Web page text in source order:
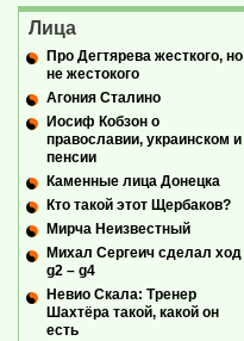
Лица
Про Дегтярева жесткого, но
не жестокого
Агония Сталино
Иосиф Кобзон о
православии, украинском и
пенсии
Каменные лица Донецка
Кто такой этот Щербаков?
Мирча Неизвестный
Михал Сергеич сделал ход
g2 – g4
Невио Скала: Тренер
Шахтёра такой, какой он
есть